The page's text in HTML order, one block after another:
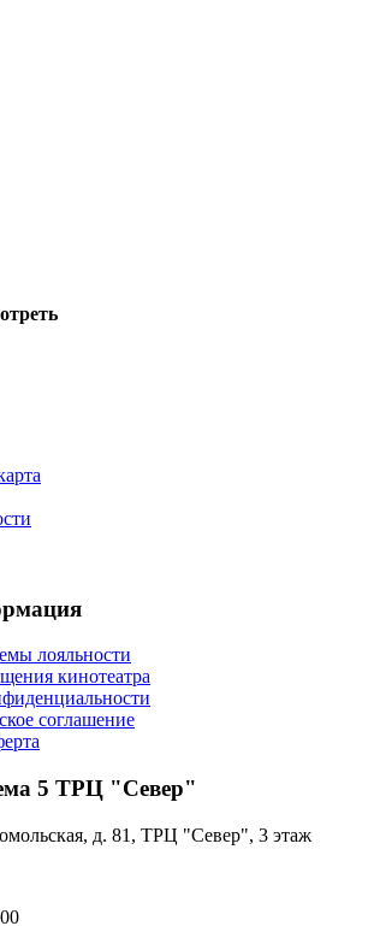
лояльности
кинотеатра
соглашение
5 ТРЦ "Север"
д. 81, ТРЦ "Север", 3 этаж